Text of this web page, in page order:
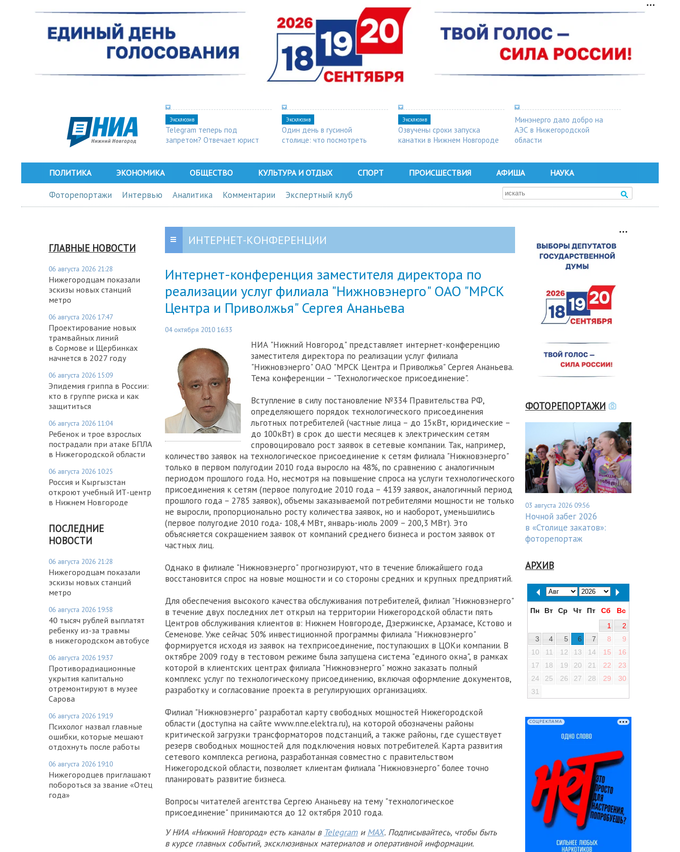
Эксклюзив
Telegram теперь под
запретом? Отвечает юрист
Эксклюзив
Один день в гусиной
столице: что посмотреть
Эксклюзив
Озвучены сроки запуска
канатки в Нижнем Новгороде
Минэнерго дало добро на
АЭС в Нижегородской
области
ПОЛИТИКА ЭКОНОМИКА ОБЩЕСТВО КУЛЬТУРА И ОТДЫХ СПОРТ ПРОИСШЕСТВИЯ АФИША НАУКА
Фоторепортажи Интервью Аналитика Комментарии Экспертный клуб
ГЛАВНЫЕ НОВОСТИ
06 августа 2026 21:28
Нижегородцам показали
эскизы новых станций
метро
06 августа 2026 17:47
Проектирование новых
трамвайных линий
в Сормове и Щербинках
начнется в 2027 году
06 августа 2026 15:09
Эпидемия гриппа в России:
кто в группе риска и как
защититься
06 августа 2026 11:04
Ребенок и трое взрослых
пострадали при атаке БПЛА
в Нижегородской области
06 августа 2026 10:25
Россия и Кыргызстан
откроют учебный ИТ-центр
в Нижнем Новгороде
ПОСЛЕДНИЕ
НОВОСТИ
06 августа 2026 21:28
Нижегородцам показали
эскизы новых станций
метро
06 августа 2026 19:58
40 тысяч рублей выплатят
ребенку из-за травмы
в нижегородском автобусе
06 августа 2026 19:37
Противорадиационные
укрытия капитально
отремонтируют в музее
Сарова
06 августа 2026 19:19
Психолог назвал главные
ошибки, которые мешают
отдохнуть после работы
06 августа 2026 19:10
Нижегородцев приглашают
побороться за звание «Отец
года»
ИНТЕРНЕТ-КОНФЕРЕНЦИИ
Интернет-конференция заместителя директора по
реализации услуг филиала "Нижновэнерго" ОАО "МРСК
Центра и Приволжья" Сергея Ананьева
04 октября 2010 16:33
НИА "Нижний Новгород" представляет интернет-конференцию
заместителя директора по реализации услуг филиала
"Нижновэнерго" ОАО "МРСК Центра и Приволжья" Сергея Ананьева.
Тема конференции – "Технологическое присоединение".
Вступление в силу постановление №334 Правительства РФ,
определяющего порядок технологического присоединения
льготных потребителей (частные лица – до 15кВт, юридические –
до 100кВт) в срок до шести месяцев к электрическим сетям
спровоцировало рост заявок в сетевые компании. Так, например,
количество заявок на технологическое присоединение к сетям филиала "Нижновэнерго"
только в первом полугодии 2010 года выросло на 48%, по сравнению с аналогичным
периодом прошлого года. Но, несмотря на повышение спроса на услуги технологического
присоединения к сетям (первое полугодие 2010 года – 4139 заявок, аналогичный период
прошлого года – 2785 заявок), объемы заказываемой потребителями мощности не только
не выросли, пропорционально росту количества заявок, но и наоборот, уменьшились
(первое полугодие 2010 года.- 108,4 МВт, январь-июль 2009 – 200,3 МВт). Это
объясняется сокращением заявок от компаний среднего бизнеса и ростом заявок от
частных лиц.
Однако в филиале "Нижновэнерго" прогнозируют, что в течение ближайшего года
восстановится спрос на новые мощности и со стороны средних и крупных предприятий.
Для обеспечения высокого качества обслуживания потребителей, филиал "Нижновэнерго"
в течение двух последних лет открыл на территории Нижегородской области пять
Центров обслуживания клиентов в: Нижнем Новгороде, Дзержинске, Арзамасе, Кстово и
Семенове. Уже сейчас 50% инвестиционной программы филиала "Нижновэнерго"
формируется исходя из заявок на техприсоединение, поступающих в ЦОКи компании. В
октябре 2009 году в тестовом режиме была запущена система "единого окна", в рамках
которой в клиентских центрах филиала "Нижновэнерго" можно заказать полный
комплекс услуг по технологическому присоединению, включая оформление документов,
разработку и согласование проекта в регулирующих организациях.
Филиал "Нижновэнерго" разработал карту свободных мощностей Нижегородской
области (доступна на сайте www.nne.elektra.ru), на которой обозначены районы
критической загрузки трансформаторов подстанций, а также районы, где существует
резерв свободных мощностей для подключения новых потребителей. Карта развития
сетевого комплекса региона, разработанная совместно с правительством
Нижегородской области, позволяет клиентам филиала "Нижновэнерго" более точно
планировать развитие бизнеса.
Вопросы читателей агентства Сергею Ананьеву на тему "технологическое
присоединение" принимаются до 12 октября 2010 года.
У НИА «Нижний Новгород» есть каналы в Telegram и MAX. Подписывайтесь, чтобы быть
в курсе главных событий, эксклюзивных материалов и оперативной информации.
ФОТОРЕПОРТАЖИ
03 августа 2026 09:56
Ночной забег 2026
в «Столице закатов»:
фоторепортаж
АРХИВ
Пн Вт Ср Чт Пт Сб
Вс
1
2
3
4 5 6 7 8
9
10
11 12 13 14 15
16
17
18 19 20 21 22
23
24
25 26 27 28 29
30
31
СОЦРЕКЛАМА